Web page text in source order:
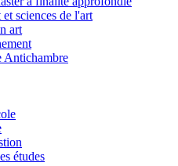
sciences de l'art
art
Antichambre
études